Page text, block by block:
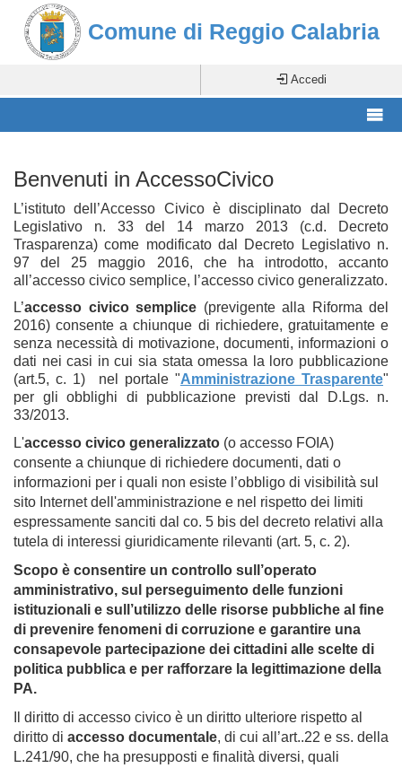
Comune di Reggio Calabria
Accedi
Benvenuti in AccessoCivico
L’istituto dell’Accesso Civico è disciplinato dal Decreto
Legislativo n. 33 del 14 marzo 2013 (c.d. Decreto
Trasparenza) come modificato dal Decreto Legislativo n.
97 del 25 maggio 2016, che ha introdotto, accanto
all’accesso civico semplice, l’accesso civico generalizzato.
L’accesso civico semplice (previgente alla Riforma del
2016) consente a chiunque di richiedere, gratuitamente e
senza necessità di motivazione, documenti, informazioni o
dati nei casi in cui sia stata omessa la loro pubblicazione
(art.5, c. 1) nel portale "Amministrazione Trasparente"
per gli obblighi di pubblicazione previsti dal D.Lgs. n.
33/2013.
L'accesso civico generalizzato (o accesso FOIA)
consente a chiunque di richiedere documenti, dati o
informazioni per i quali non esiste l’obbligo di visibilità sul
sito Internet dell'amministrazione e nel rispetto dei limiti
espressamente sanciti dal co. 5 bis del decreto relativi alla
tutela di interessi giuridicamente rilevanti (art. 5, c. 2).
Scopo è consentire un controllo sull’operato
amministrativo, sul perseguimento delle funzioni
istituzionali e sull’utilizzo delle risorse pubbliche al fine
di prevenire fenomeni di corruzione e garantire una
consapevole partecipazione dei cittadini alle scelte di
politica pubblica e per rafforzare la legittimazione della
PA.
Il diritto di accesso civico è un diritto ulteriore rispetto al
diritto di accesso documentale, di cui all’art..22 e ss. della
L.241/90, che ha presupposti e finalità diversi, quali